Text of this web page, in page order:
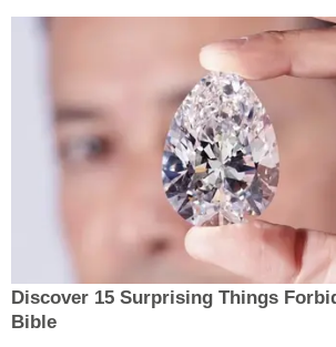
Discover 15 Surprising Things
Bible